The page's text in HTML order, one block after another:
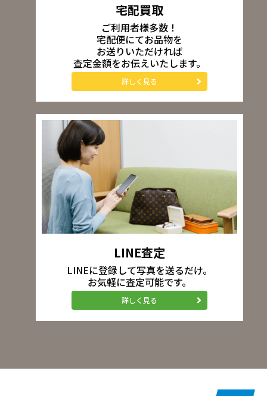
宅配買取
ご利用者様多数！
宅配便にてお品物を
お送りいただければ
査定金額をお伝えいたします。
詳しく見る
LINE査定
LINEに登録して写真を送るだけ。
お気軽に査定可能です。
詳しく見る